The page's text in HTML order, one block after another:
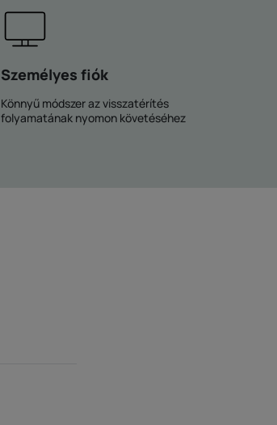
Személyes fiók
Könnyű módszer az visszatérítés
folyamatának nyomon követéséhez